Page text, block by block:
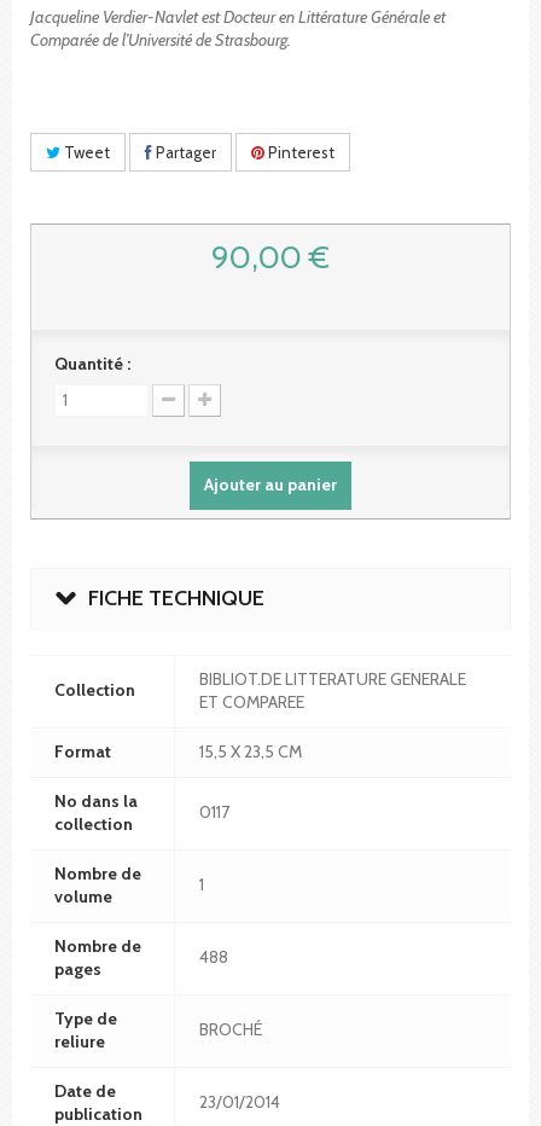
Jacqueline Verdier-Navlet est Docteur en Littérature Générale et
Comparée de l’Université de Strasbourg.
Tweet Partager Pinterest
90,00 €
Quantité :
Ajouter au panier
FICHE TECHNIQUE
Collection
BIBLIOT.DE LITTERATURE GENERALE
ET COMPAREE
Format 15,5 X 23,5 CM
No dans la
collection
0117
Nombre de
volume
1
Nombre de
pages
488
Type de
reliure
BROCHÉ
Date de
publication
23/01/2014